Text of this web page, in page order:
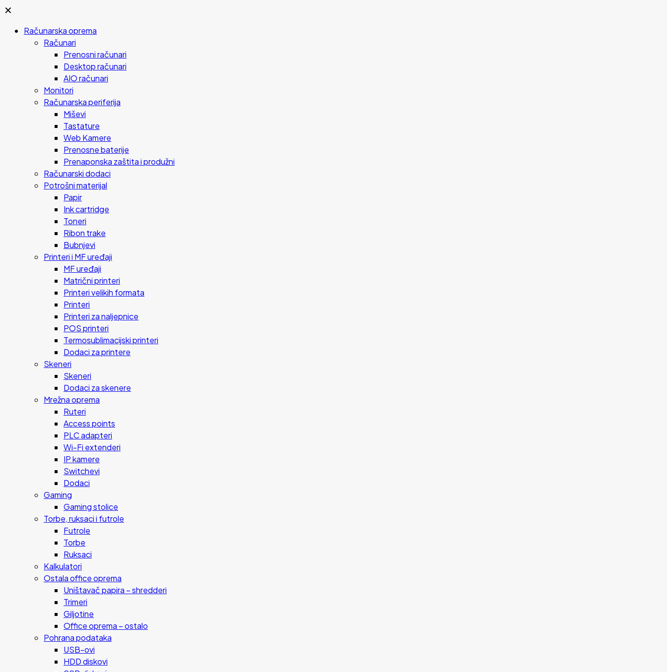
✕
Računarska oprema
Računari
Prenosni računari
Desktop računari
AIO računari
Monitori
Računarska periferija
Miševi
Tastature
Web Kamere
Prenosne baterije
Prenaponska zaštita i produžni
Računarski dodaci
Potrošni materijal
Papir
Ink cartridge
Toneri
Ribon trake
Bubnjevi
Printeri i MF uređaji
MF uređaji
Matrični printeri
Printeri velikih formata
Printeri
Printeri za naljepnice
POS printeri
Termosublimacijski printeri
Dodaci za printere
Skeneri
Skeneri
Dodaci za skenere
Mrežna oprema
Ruteri
Access points
PLC adapteri
Wi-Fi extenderi
IP kamere
Switchevi
Dodaci
Gaming
Gaming stolice
Torbe, ruksaci i futrole
Futrole
Torbe
Ruksaci
Kalkulatori
Ostala office oprema
Uništavač papira – shredderi
Trimeri
Giljotine
Office oprema – ostalo
Pohrana podataka
USB-ovi
HDD diskovi